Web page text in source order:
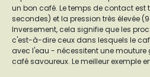
un bon café. Le temps de contact est
secondes) et la pression très élevée
Inversement, cela signifie que les
c'est-à-dire ceux dans lesquels le
avec l'eau - nécessitent une mouture
café savoureux. Le meilleur exemple